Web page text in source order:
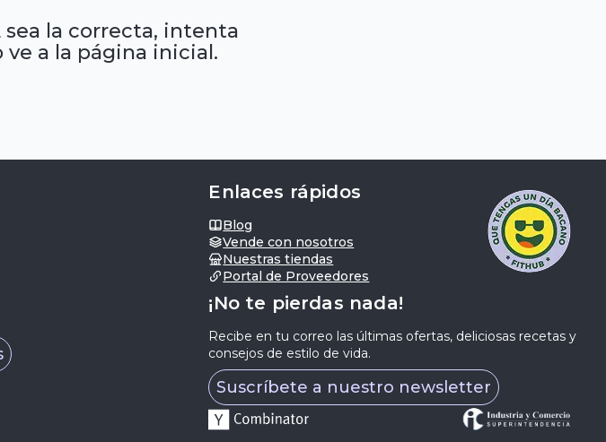
sea la correcta, intenta
ve a la página inicial.
Enlaces rápidos
Blog
Vende con nosotros
Nuestras tiendas
Portal de Proveedores
¡No te pierdas nada!
Recibe en tu correo las últimas ofertas, deliciosas recetas y
consejos de estilo de vida.
Suscríbete a nuestro newsletter